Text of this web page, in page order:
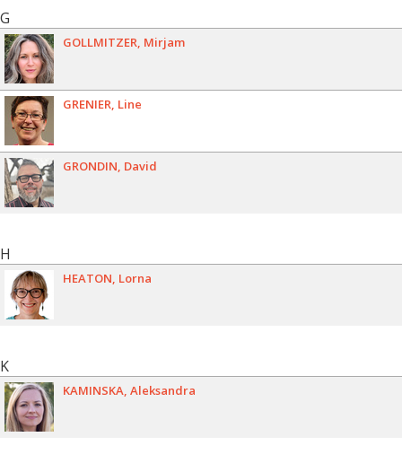
G
GOLLMITZER Mirjam
GRENIER Line
GRONDIN David
H
HEATON Lorna
K
KAMINSKA Aleksandra